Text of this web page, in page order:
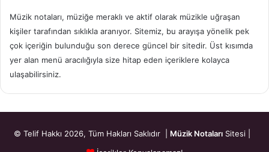
Müzik notaları, müziğe meraklı ve aktif olarak müzikle uğraşan
kişiler tarafından sıklıkla aranıyor. Sitemiz, bu arayışa yönelik pek
çok içeriğin bulunduğu son derece güncel bir sitedir. Üst kısımda
yer alan menü aracılığıyla size hitap eden içeriklere kolayca
ulaşabilirsiniz.
© Telif Hakkı 2026, Tüm Hakları Saklıdır | Müzik Notaları Sitesi |